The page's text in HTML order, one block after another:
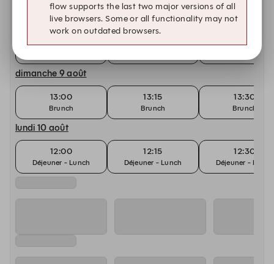
samedi 8 août
12:30 12:45 13:00
Déjeuner - Lunch
dimanche 9 août
13:00
Brunch
13:15
Brunch
13:30
Brunch
lundi 10 août
12:00
Déjeuner - Lunch
12:15
Déjeuner - Lunch
12:30
Déjeuner - Lunch
flow supports the last two major versions of all
live browsers. Some or all functionality may not
work on outdated browsers.